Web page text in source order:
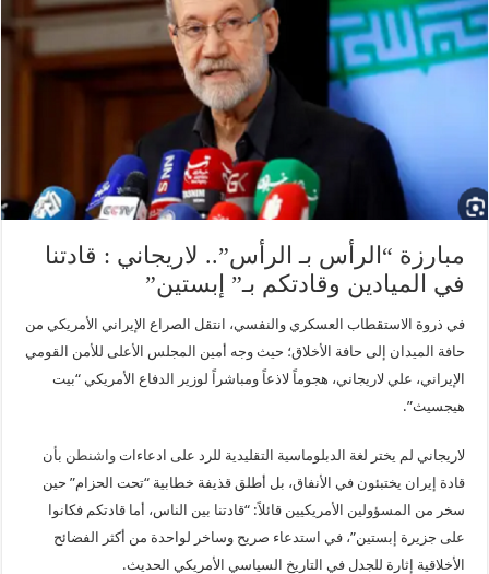
مبارزة “الرأس بـ الرأس”.. لاريجاني : قادتنا
في الميادين وقادتكم بـ” إبستين”
في ذروة الاستقطاب العسكري والنفسي، انتقل الصراع الإيراني الأمريكي من
حافة الميدان إلى حافة الأخلاق؛ حيث وجه أمين المجلس الأعلى للأمن القومي
الإيراني، علي لاريجاني، هجوماً لاذعاً ومباشراً لوزير الدفاع الأمريكي “بيت
هيجسيث”.
لاريجاني لم يختر لغة الدبلوماسية التقليدية للرد على ادعاءاتواشنطن بأن
قادة إيران يختبئون في الأنفاق، بل أطلق قذيفة خطابية “تحت الحزام” حين
سخر من المسؤولين الأمريكيين قائلاً: “قادتنا بين الناس، أما قادتكم فكانوا
على جزيرة إبستين”، في استدعاء صريح وساخر لواحدة من أكثر الفضائح
الأخلاقية إثارة للجدل في التاريخ السياسي الأمريكي الحديث.